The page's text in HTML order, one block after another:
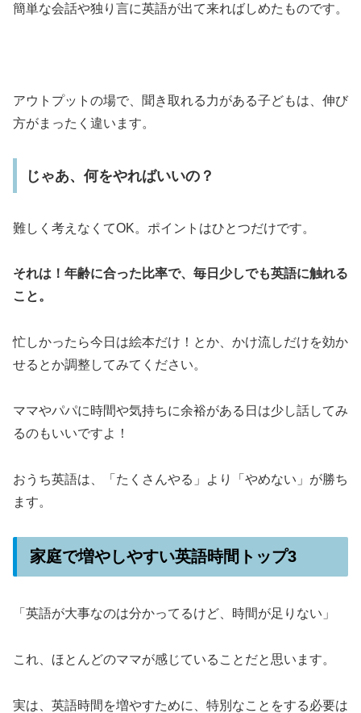
簡単な会話や独り言に英語が出て来ればしめたものです。
アウトプットの場で、聞き取れる力がある子どもは、伸び
方がまったく違います。
じゃあ、何をやればいいの？
難しく考えなくてOK。ポイントはひとつだけです。
それは！年齢に合った比率で、毎日少しでも英語に触れる
こと。
忙しかったら今日は絵本だけ！とか、かけ流しだけを効か
せるとか調整してみてください。
ママやパパに時間や気持ちに余裕がある日は少し話してみ
るのもいいですよ！
おうち英語は、「たくさんやる」より「やめない」が勝ち
ます。
家庭で増やしやすい英語時間トップ3
「英語が大事なのは分かってるけど、時間が足りない」
これ、ほとんどのママが感じていることだと思います。
実は、英語時間を増やすために、特別なことをする必要は